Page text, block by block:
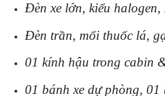
Đèn xe lớn, kiểu
Đèn trần, mối thuốc lá,
01 kính hậu trong cabin
01 bánh xe dự phòng, 01